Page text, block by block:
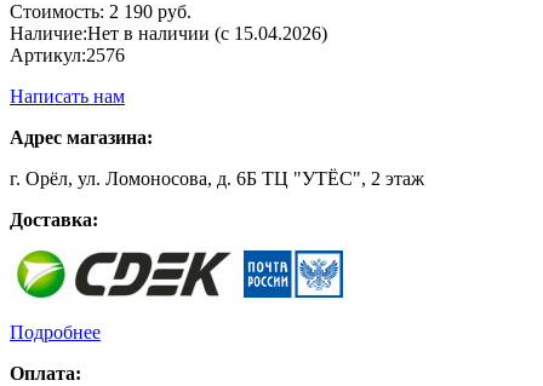
Стоимость: 2 190 руб.
Наличие:Нет в наличии (с 15.04.2026)
Артикул:2576
Написать нам
Адрес магазина:
г. Орёл, ул. Ломоносова, д. 6Б ТЦ "УТЁС", 2 этаж
Доставка:
Подробнее
Оплата: